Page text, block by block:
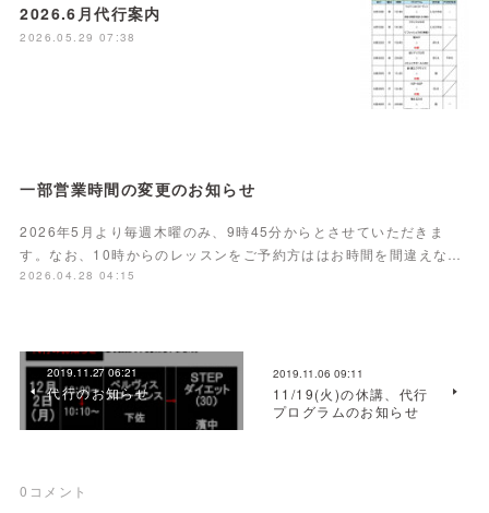
2026.6月代行案内
2026.05.29 07:38
一部営業時間の変更のお知らせ
2026年5月より毎週木曜のみ、9時45分からとさせていただきま
す。なお、10時からのレッスンをご予約方ははお時間を間違えな…
2026.04.28 04:15
2019.11.27 06:21
代行のお知らせ
2019.11.06 09:11
11/19(火)の休講、代行
プログラムのお知らせ
0 コメント